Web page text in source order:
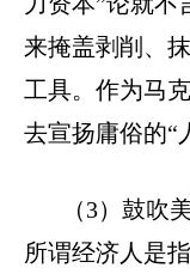
来掩盖剥削、
工具。作为马
去宣扬庸俗的“
（3）鼓吹
所谓经济人是